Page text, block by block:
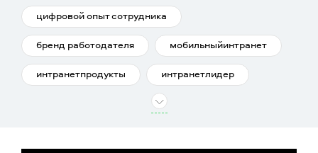
цифровой опыт сотрудника
бренд работодателя мобильныйинтранет
интранетпродукты интранетлидер
корпоративное ТВ